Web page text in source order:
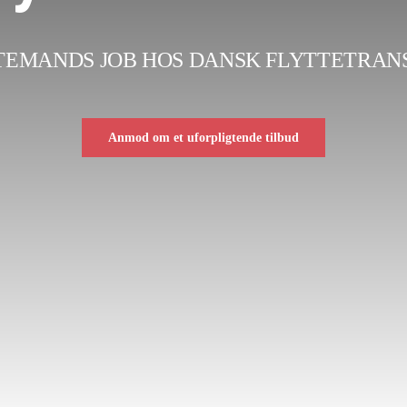
JOB HOS DANSK
Anmod om et uforpligtende tilbud